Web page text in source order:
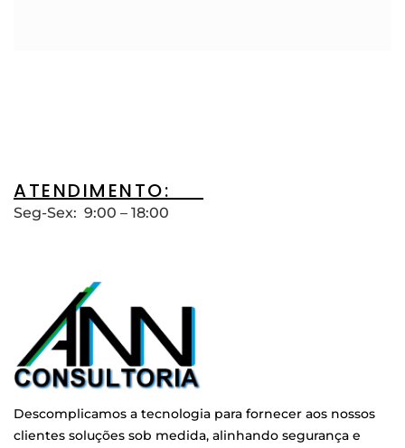
ATENDIMENTO:__
Seg-Sex: 9:00 – 18:00
Descomplicamos a tecnologia para fornecer aos nossos
clientes soluções sob medida, alinhando segurança e